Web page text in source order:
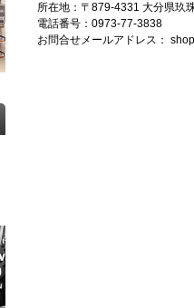
所在地：〒879-4331 大分県玖
電話番号：0973-77-3838
お問合せメールアドレス：